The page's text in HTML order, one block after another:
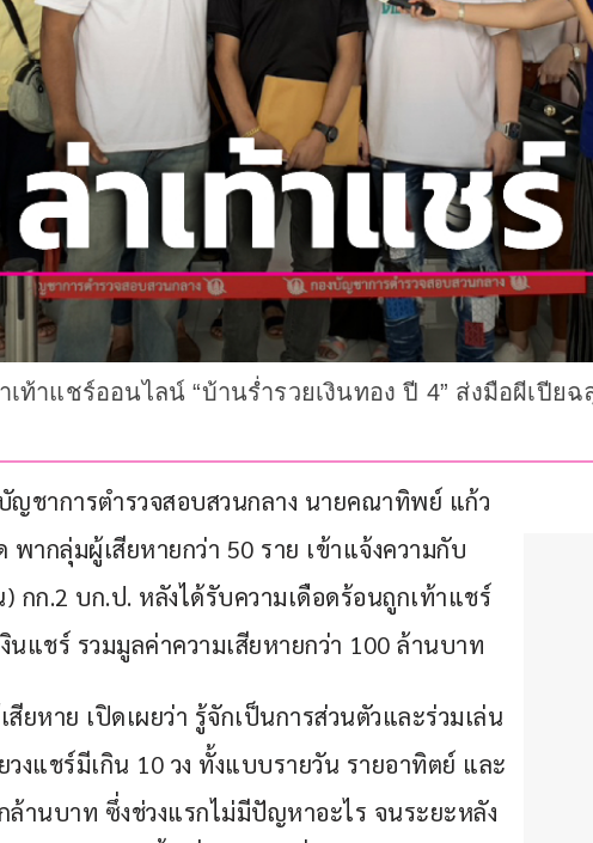
ท้าแชร์ออนไลน์ “บ้านร่ำรวยเงินทอง ปี 4” ส่งมือผีเปีย
ญชาการตำรวจสอบสวนกลาง นายคณาทิพย์ แก้ว
ากลุ่มผู้เสียหายกว่า 50 ราย เข้าแจ้งความกับ
ก.2 บก.ป. หลังได้รับความเดือดร้อนถูกเท้าแชร์
นแชร์ รวมมูลค่าความเสียหายกว่า 100 ล้านบาท
หาย เปิดเผยว่า รู้จักเป็นการส่วนตัวและร่วมเล่น
งแชร์มีเกิน 10 วง ทั้งแบบรายวัน รายอาทิตย์ และ
ล้านบาท ซึ่งช่วงแรกไม่มีปัญหาอะไร จนระยะหลัง